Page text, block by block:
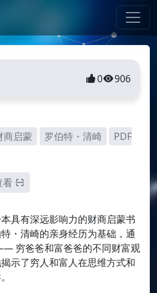
0 906
商启蒙 罗伯特・清崎
PDF
看
具有深远影响力的财商启蒙书
・清崎的亲身经历为基础，通
穷爸爸和富爸爸的不同财富观
示了穷人和富人在思维方式和